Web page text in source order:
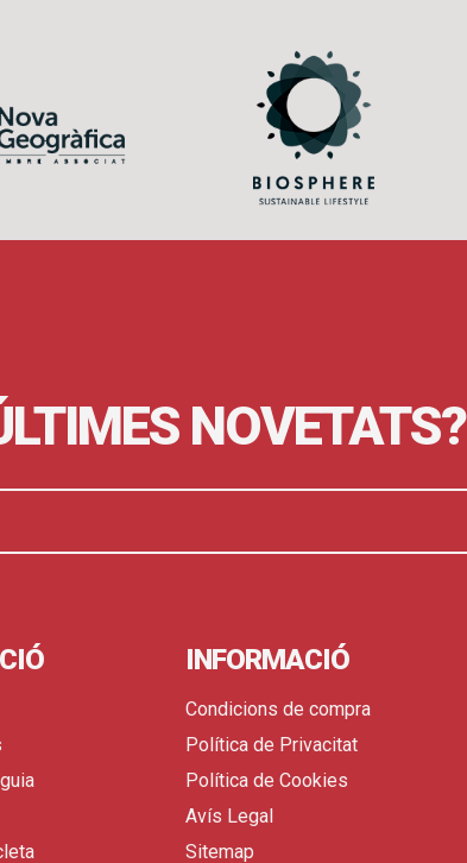
NOVETATS?
INFORMACIÓ
Condicions de compra
Política de Privacitat
Política de Cookies
Avís Legal
Sitemap